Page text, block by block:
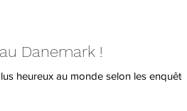
Danemark !
heureux au monde selon les enquêtes